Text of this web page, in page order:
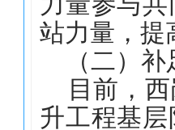
站力量，提
（二）补
目前，西
升工程基